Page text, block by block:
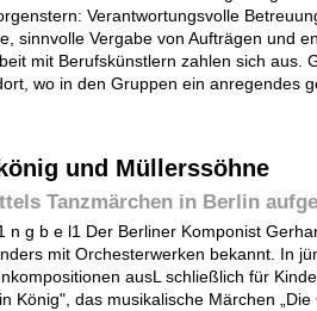
Verantwortungsvolle
sinnvolle Vergabe von Aufträgen und
mit Berufskünstlern zahlen sich aus.
wo in den Gruppen ein anregendes
und Müllerssöhne
Tanzmärchen in Berlin
n g b e l1 Der Berliner Komponist
mit Orchesterwerken bekannt. In
ausL schließlich für
König", das musikalische Märchen